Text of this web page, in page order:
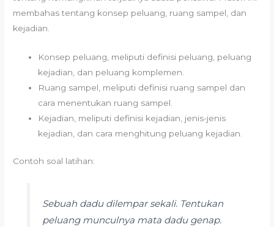
membahas tentang konsep peluang, ruang sampel, dan
kejadian.
Konsep peluang, meliputi definisi peluang, peluang
kejadian, dan peluang komplemen.
Ruang sampel, meliputi definisi ruang sampel dan
cara menentukan ruang sampel.
Kejadian, meliputi definisi kejadian, jenis-jenis
kejadian, dan cara menghitung peluang kejadian.
Contoh soal latihan:
Sebuah dadu dilempar sekali. Tentukan
peluang munculnya mata dadu genap.